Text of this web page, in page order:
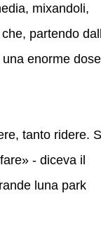
mixandoli,
partendo
enorme dose
tanto ridere.
- diceva il
luna park